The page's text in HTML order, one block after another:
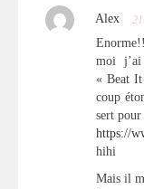
Alex
moi
« Beat It
coup
sert pour
https://
hihi
Mais il